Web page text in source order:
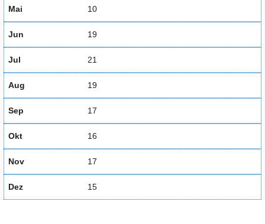
Mai 10
Jun 19
Jul 21
Aug 19
Sep 17
Okt 16
Nov 17
Dez 15